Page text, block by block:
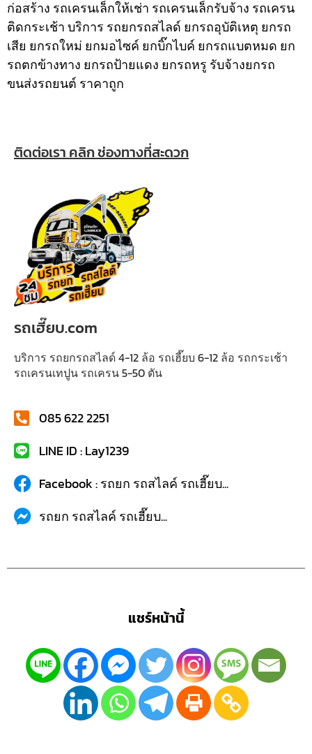
ก่อสร้าง รถเครนเล็กให้เช่า รถเครนเล็กรับจ้าง รถเครน
ติดกระเช้าบริการ รถยกรถสไลด์ ยกรถอุบัติเหตุ ยกรถ
เสีย ยกรถใหม่ ยกมอไซค์ ยกบิ๊กไบค์ ยกรถแบตหมด ยก
รถตกข้างทาง ยกรถป้ายแดง ยกรถหรู รับจ้างยกรถ
ขนส่งรถยนต์ ราคาถูก
ติดต่อเรา คลิก ช่องทางที่สะดวก
รถเฮี๊ยบ.com
บริการ รถยกรถสไลด์ 4-12 ล้อ รถเฮี๊ยบ 6-12 ล้อ รถกระเช้า
รถเครนเทปูน รถเครน 5-50 ตัน
085 622 2251
LINE ID : Lay1239
Facebook : รถยก รถสไลค์ รถเฮี๊ยบ...
รถยก รถสไลค์ รถเฮี๊ยบ...
แชร์หน้านี้